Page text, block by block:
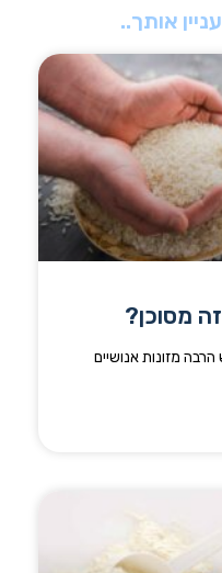
אותך..
מסוכן?
הרבה מזונות אנושיים